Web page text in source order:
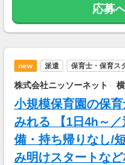
※資格手当あり（時給
よって異なる）
支払方法：週払い
※週払いOK（規定あり
→金曜日締め最短翌週
（稼働開始時は手続き
交通費：別途全額支給
応募
new 派遣 保育士・保育ス
株式会社ニッソーネット
小規模保育園の保
みれる 【1日4h～
備・持ち帰りなし/
み明けスタートな